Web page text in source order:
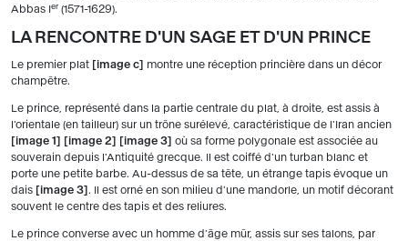
Abbas I er (1571-1629).
LA RENCONTRE D'UN SAGE ET D'UN PRINCE
Le premier plat image c
montre une réception princière dans un décor
champêtre.
Le prince, représenté dans la partie centrale du plat, à droite, est assis à
l'orientale (en tailleur) sur un trône surélevé, caractéristique de l'Iran ancien
image 1
image 2 image 3
où sa forme polygonale est associée au
souverain depuis l'Antiquité grecque. Il est coiffé d'un turban blanc et
porte une petite barbe. Au-dessus de sa tête, un étrange tapis évoque un
dais
image 3 . Il est orné en son milieu d'une mandorle, un motif décorant
souvent le centre des tapis et des reliures.
Le prince converse avec un homme d'âge mûr, assis sur ses talons, par